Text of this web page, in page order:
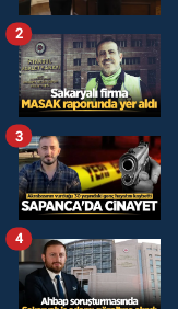
2
3
4